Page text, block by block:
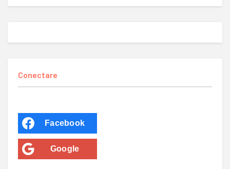
Conectare
Facebook
Google